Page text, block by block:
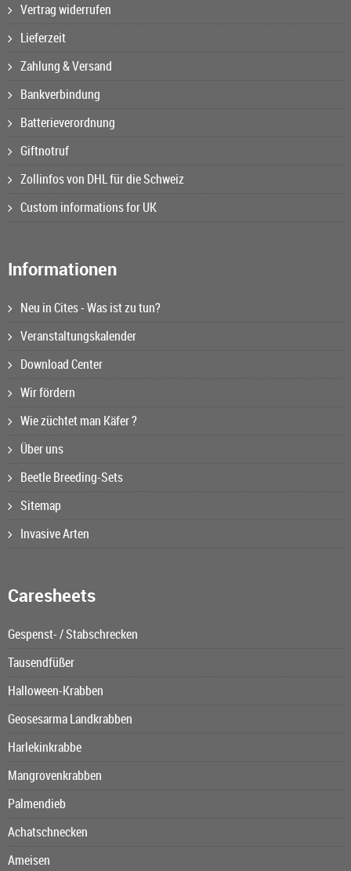
Vertrag widerrufen
Lieferzeit
Zahlung & Versand
Bankverbindung
Batterieverordnung
Giftnotruf
Zollinfos von DHL für die Schweiz
Custom informations for UK
Informationen
Neu in Cites - Was ist zu tun?
Veranstaltungskalender
Download Center
Wir fördern
Wie züchtet man Käfer ?
Über uns
Beetle Breeding-Sets
Sitemap
Invasive Arten
Caresheets
Gespenst- / Stabschrecken
Tausendfüßer
Halloween-Krabben
Geosesarma Landkrabben
Harlekinkrabbe
Mangrovenkrabben
Palmendieb
Achatschnecken
Ameisen